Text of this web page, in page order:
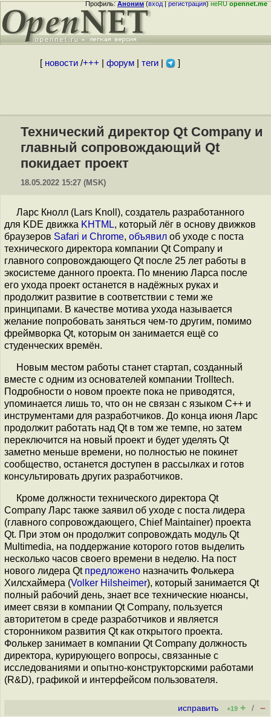
Профиль:Аноним(вход|регистрация)неRUopennet.me
[ новости/+++ форум| теги| ]
Технический директор Qt Company и
главный сопровождающий Qt
покидает проект
18.05.2022 15:27 (MSK)
Ларс Кнолл (Lars Knoll), создатель разработанного
для KDE движка KHTML, который лёг в основу движков
браузеров Safari и Chrome, объявил об уходе с поста
технического директора компании Qt Company и
главного сопровождающего Qt после 25 лет работы в
экосистеме данного проекта. По мнению Ларса после
его ухода проект останется в надёжных руках и
продолжит развитие в соответствии с теми же
принципами. В качестве мотива ухода называется
желание попробовать заняться чем-то другим, помимо
фреймворка Qt, которым он занимается ещё со
студенческих времён.
Новым местом работы станет стартап, созданный
вместе с одним из основателей компании Trolltech.
Подробности о новом проекте пока не приводятся,
упоминается лишь то, что он не связан с языком C++ и
инструментами для разработчиков. До конца июня Ларс
продолжит работать над Qt в том же темпе, но затем
переключится на новый проект и будет уделять Qt
заметно меньше времени, но полностью не покинет
сообщество, останется доступен в рассылках и готов
консультировать других разработчиков.
Кроме должности технического директора Qt
Company Ларс также заявил об уходе с поста лидера
(главного сопровождающего, Chief Maintainer) проекта
Qt. При этом он продолжит сопровождать модуль Qt
Multimedia, на поддержание которого готов выделить
несколько часов своего времени в неделю. На пост
нового лидера Qt предложено назначить Фолькера
Хилсхаймера (Volker Hilsheimer), который занимается Qt
полный рабочий день, знает все технические нюансы,
имеет связи в компании Qt Company, пользуется
авторитетом в среде разработчиков и является
сторонником развития Qt как открытого проекта.
Фолькер занимает в компании Qt Company должность
директора, курирующего вопросы, связанные с
исследованиями и опытно-конструкторскими работами
(R&D), графикой и интерфейсом пользователя.
исправить +19 + / –